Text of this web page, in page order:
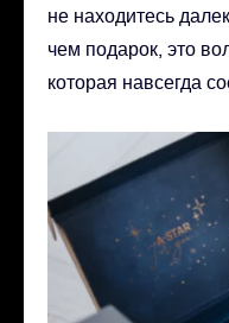
не находитесь
чем подарок, это
которая навсегда